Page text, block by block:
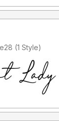
Added by hettie28 (1 Style)